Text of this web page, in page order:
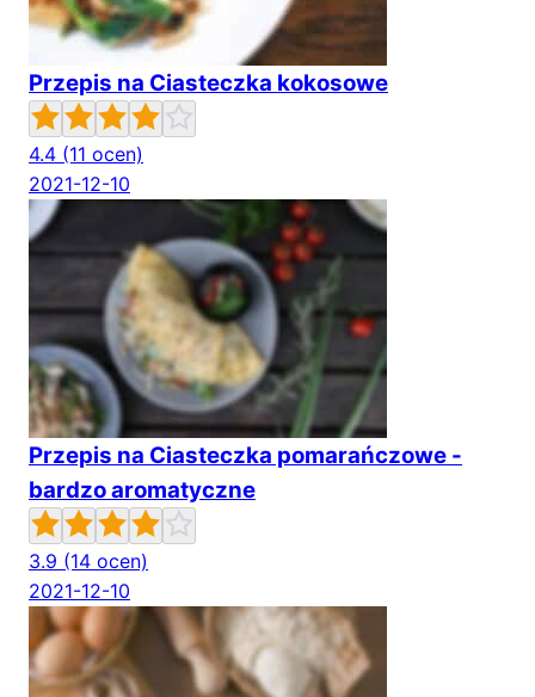
Przepis na Ciasteczka kokosowe
4.4 (11 ocen)
2021-12-10
Przepis na Ciasteczka pomarańczowe -
bardzo aromatyczne
3.9 (14 ocen)
2021-12-10